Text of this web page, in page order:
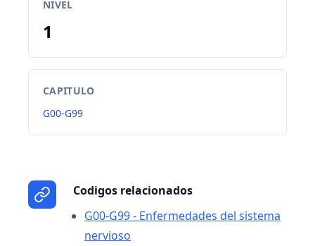
NIVEL
1
CAPITULO
G00-G99
Codigos relacionados
G00-G99 - Enfermedades del sistema
nervioso